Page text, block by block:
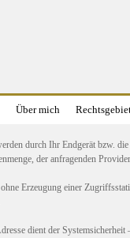
Über mich
durch Ihr Endgerät bzw.
der anfragenden
Erzeugung einer
dient der